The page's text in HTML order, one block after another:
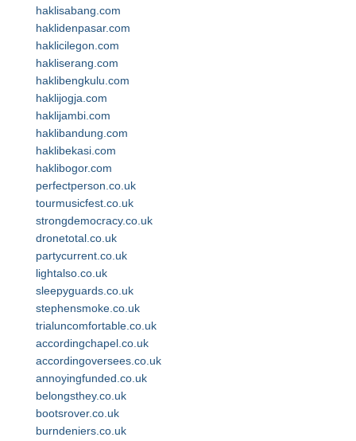
haklisabang.com
haklidenpasar.com
haklicilegon.com
hakliserang.com
haklibengkulu.com
haklijogja.com
haklijambi.com
haklibandung.com
haklibekasi.com
haklibogor.com
perfectperson.co.uk
tourmusicfest.co.uk
strongdemocracy.co.uk
dronetotal.co.uk
partycurrent.co.uk
lightalso.co.uk
sleepyguards.co.uk
stephensmoke.co.uk
trialuncomfortable.co.uk
accordingchapel.co.uk
accordingoversees.co.uk
annoyingfunded.co.uk
belongsthey.co.uk
bootsrover.co.uk
burndeniers.co.uk